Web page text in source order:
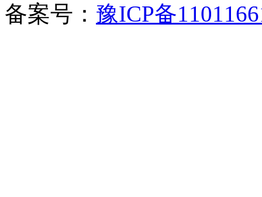
备案号： 豫ICP备